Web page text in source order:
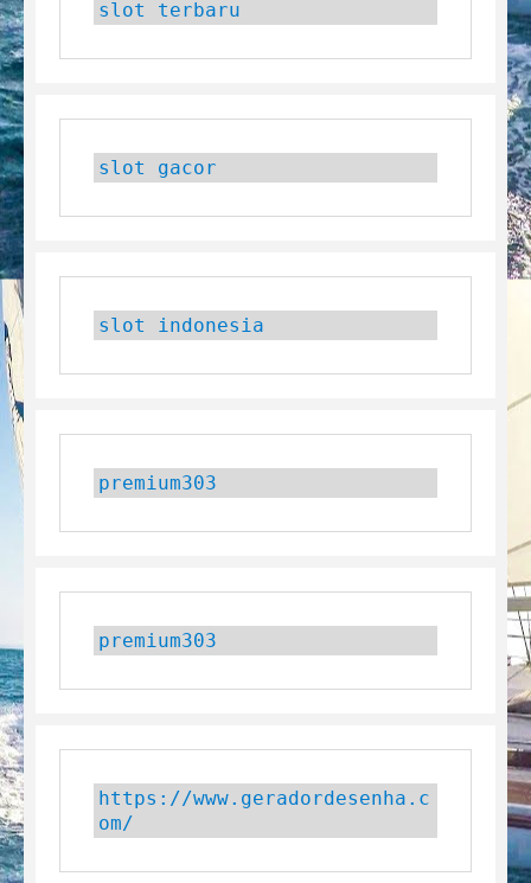
slot terbaru
slot gacor
slot indonesia
premium303
premium303
https://www.geradordesenha.c
om/